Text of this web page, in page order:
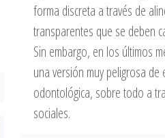
forma discreta a través de
transparentes que se deben
Sin embargo, en los últimos
una versión muy peligrosa de
odontológica, sobre todo a
sociales.